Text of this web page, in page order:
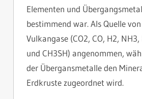
Elementen und
bestimmend war. Als Quelle
Vulkangase (CO2, CO, H2, NH3,
und CH3SH) angenommen,
der Übergansmetalle den
Erdkruste zugeordnet wird.